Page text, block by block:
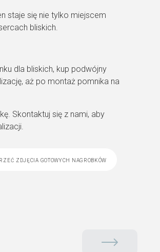
staje się nie tylko miejscem
bliskich.
dla bliskich, kup podwójny
aż po montaż pomnika na
Skontaktuj się z nami, aby
zdjęcia gotowych nagrobków